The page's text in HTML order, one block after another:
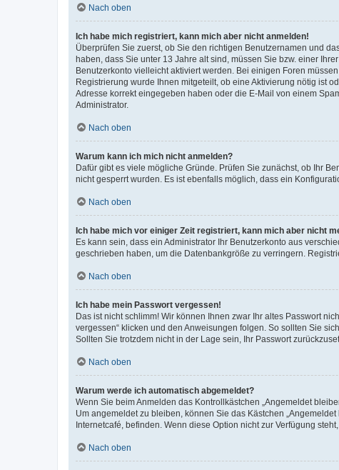
Nach oben
Ich habe mich registriert, kann mich aber nicht anmelden!
Überprüfen Sie zuerst, ob Sie den richtigen Benutzernamen und
haben, dass Sie unter 13 Jahre alt sind, müssen Sie bzw. einer
Benutzerkonto vielleicht aktiviert werden. Bei einigen Foren
Registrierung wurde Ihnen mitgeteilt, ob eine Aktivierung nötig ist
Adresse korrekt eingegeben haben oder die E-Mail von einem
Administrator.
Nach oben
Warum kann ich mich nicht anmelden?
Dafür gibt es viele mögliche Gründe. Prüfen Sie zunächst, ob Ihr
nicht gesperrt wurden. Es ist ebenfalls möglich, dass ein
Nach oben
Ich habe mich vor einiger Zeit registriert, kann mich aber nicht
Es kann sein, dass ein Administrator Ihr Benutzerkonto aus
geschrieben haben, um die Datenbankgröße zu verringern.
Nach oben
Ich habe mein Passwort vergessen!
Das ist nicht schlimm! Wir können Ihnen zwar Ihr altes Passwort
vergessen“ klicken und den Anweisungen folgen. So sollten Sie
Sollten Sie trotzdem nicht in der Lage sein, Ihr Passwort
Nach oben
Warum werde ich automatisch abgemeldet?
Wenn Sie beim Anmelden das Kontrollkästchen „Angemeldet
Um angemeldet zu bleiben, können Sie das Kästchen
Internetcafé, befinden. Wenn diese Option nicht zur Verfügung
Nach oben